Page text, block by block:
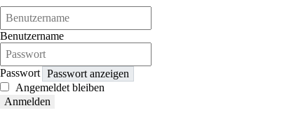
Benutzername
Passwort Passwort anzeigen
Angemeldet bleiben
Anmelden